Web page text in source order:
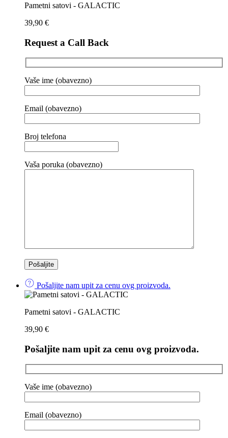
Pametni satovi - GALACTIC
39,90 €
Request a Call Back
Vaše ime (obavezno)
Email (obavezno)
Broj telefona
Vaša poruka (obavezno)
Pošaljite nam upit za cenu ovg proizvoda.
Pametni satovi - GALACTIC
39,90 €
Pošaljite nam upit za cenu ovg proizvoda.
Vaše ime (obavezno)
Email (obavezno)